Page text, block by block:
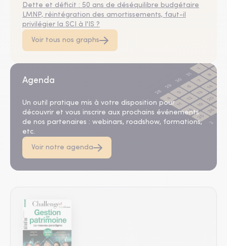
Dette et déficit : 50 ans de déséquilibre budgétaire
LMNP, réintégration des amortissements, faut-il
privilégier la SCI à l'IS ?
Voir tous nos graphs
Agenda
Un outil pratique mis à votre disposition pour
découvrir et vous inscrire aux prochains événements
de nos partenaires : webinars, roadshow, formations,
etc.
Voir notre agenda